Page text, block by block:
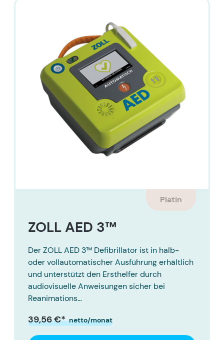
Platin
ZOLL AED 3™
Der ZOLL AED 3™ Defibrillator ist in halb-
oder vollautomatischer Ausführung erhältlich
und unterstützt den Ersthelfer durch
audiovisuelle Anweisungen sicher bei
Reanimations…
39,56 €* netto/monat